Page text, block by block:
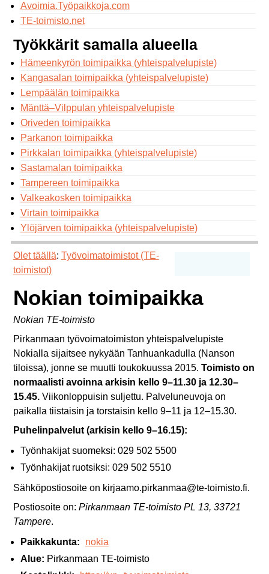
Avoimia.Työpaikkoja.com
TE-toimisto.net
Työkkärit samalla alueella
Hämeenkyrön toimipaikka (yhteispalvelupiste)
Kangasalan toimipaikka (yhteispalvelupiste)
Lempäälän toimipaikka
Mänttä–Vilppulan yhteispalvelupiste
Oriveden toimipaikka
Parkanon toimipaikka
Pirkkalan toimipaikka (yhteispalvelupiste)
Sastamalan toimipaikka
Tampereen toimipaikka
Valkeakosken toimipaikka
Virtain toimipaikka
Ylöjärven toimipaikka (yhteispalvelupiste)
Olet täällä: Työvoimatoimistot (TE-
toimistot)
Nokian toimipaikka
Nokian TE-toimisto
Pirkanmaan työvoimatoimiston yhteispalvelupiste
Nokialla sijaitsee nykyään Tanhuankadulla (Nanson
tiloissa), jonne se muutti toukokuussa 2015. Toimisto on
normaalisti avoinna arkisin kello 9–11.30 ja 12.30–
15.45.Viikonloppuisin suljettu. Palveluneuvoja on
paikalla tiistaisin ja torstaisin kello 9–11 ja 12–15.30.
Puhelinpalvelut (arkisin kello 9–16.15):
Työnhakijat suomeksi: 029 502 5500
Työnhakijat ruotsiksi: 029 502 5510
Sähköpostiosoite on kirjaamo.pirkanmaa@te-toimisto.fi.
Postiosoite on: Pirkanmaan TE-toimisto PL 13, 33721
Tampere.
Paikkakunta:
nokia
Alue: Pirkanmaan TE-toimisto